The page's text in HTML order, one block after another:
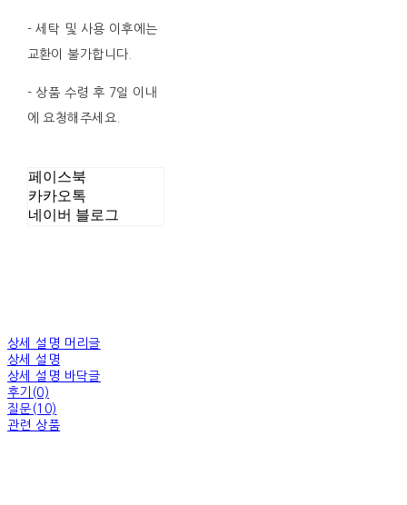
- 세탁 및 사용 이후에는
교환이 불가합니다.
- 상품 수령 후 7일 이내
에 요청해주세요.
페이스북
카카오톡
네이버 블로그
상세 설명 머리글
상세 설명
상세 설명 바닥글
후기(0)
질문(10)
관련 상품